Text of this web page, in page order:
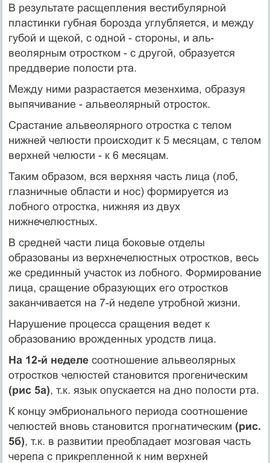
В результате расщепления вестибулярной
пластинки губная борозда углубляется, и между
губой и щекой, с одной - стороны, и аль­
веолярным отростком - с другой, образуется
преддверие по­лости рта.
Между ними разрастается мезенхима, образуя
выпячивание - альвеолярный отросток.
Срастание альвеолярного отростка с телом
нижней челюсти происходит к 5 месяцам, с телом
верхней челюсти - к 6 месяцам.
Таким образом, вся верхняя часть лица (лоб,
глазнич­ные области и нос) формируется из
лобного отростка, ниж­няя из двух
нижнечелюстных.
В средней части лица боко­вые отделы
образованы из верхнечелюстных отростков, весь
же срединный участок из лобного. Формирова­ние
лица, сращение образующих его отростков
заканчива­ется на 7-й неделе утробной жизни.
Нарушение процесса сращения ведет к
образованию врожденных уродств лица.
На 12-й неделесоотношение альвеолярных
отростков челюстей становится прогеническим
(рис 5а), т.к. язык опускается на дно полости рта.
К концу эмбрионального периода соотношение
челюстей вновь становится прогнатическим (рис.
5б), т.к. в развитии преобладает мозговая часть
черепа с прикрепленной к ним верхней